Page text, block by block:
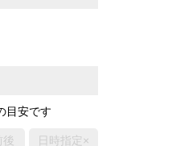
目安です
後 日時指定×